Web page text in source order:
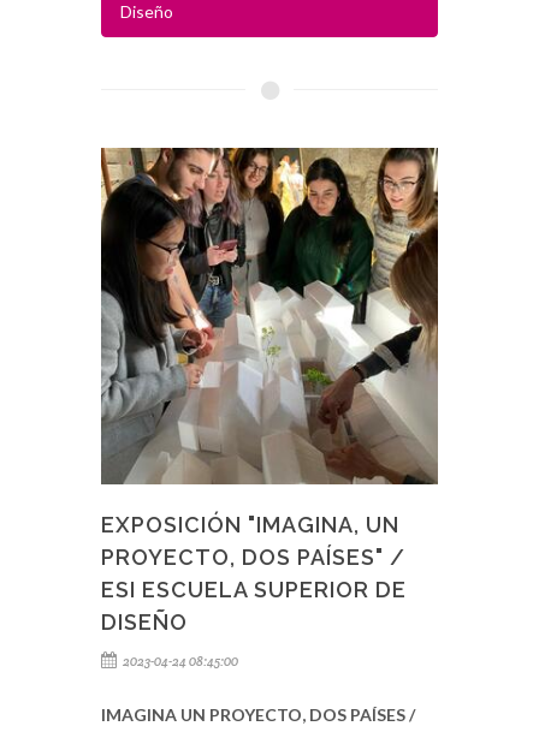
Diseño
EXPOSICIÓN "IMAGINA, UN
PROYECTO, DOS PAÍSES" /
ESI ESCUELA SUPERIOR DE
DISEÑO
2023-04-24 08:45:00
IMAGINA UN PROYECTO, DOS PAÍSES /